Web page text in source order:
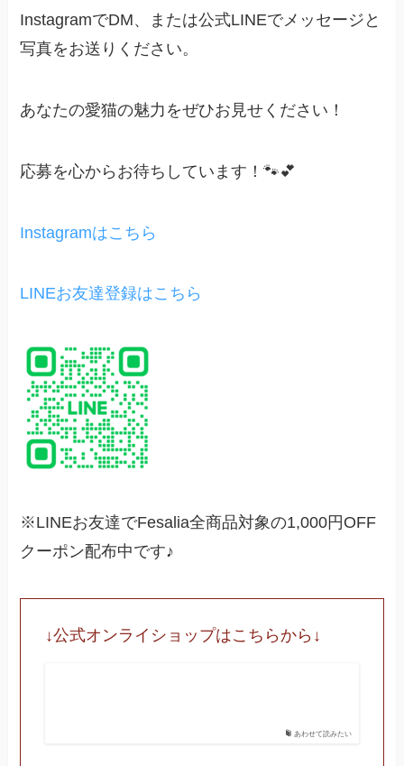
InstagramでDM、または公式LINEでメッセージと
写真をお送りください。
あなたの愛猫の魅力をぜひお見せください！
応募を心からお待ちしています！🐾💕
Instagramはこちら
LINEお友達登録はこちら
※LINEお友達でFesalia全商品対象の1,000円OFF
クーポン配布中です♪
↓公式オンライショップはこちらから↓
あわせて読みたい